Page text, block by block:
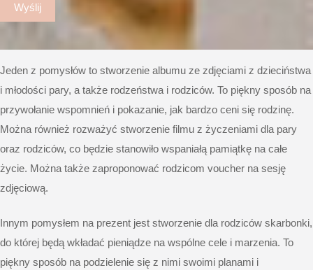
Jeden z pomysłów to stworzenie albumu ze zdjęciami z dzieciństwa
i młodości pary, a także rodzeństwa i rodziców. To piękny sposób na
przywołanie wspomnień i pokazanie, jak bardzo ceni się rodzinę.
Można również rozważyć stworzenie filmu z życzeniami dla pary
oraz rodziców, co będzie stanowiło wspaniałą pamiątkę na całe
życie. Można także zaproponować rodzicom voucher na sesję
zdjęciową.
Innym pomysłem na prezent jest stworzenie dla rodziców skarbonki,
do której będą wkładać pieniądze na wspólne cele i marzenia. To
piękny sposób na podzielenie się z nimi swoimi planami i